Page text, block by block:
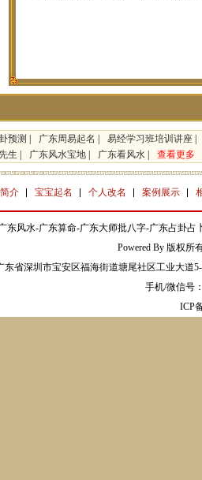
预测 广东周易起名 易经学习班培训讲座
生 广东风水宝地 广东看风水 查看更多
介 宝宝起名 个人改名 案例展示
东风水-广东算命-广东大师批八字-广东占卦
Powered By 版权所
东省深圳市宝安区福海街道塘尾社区工业大道
手机/微信号
ICP